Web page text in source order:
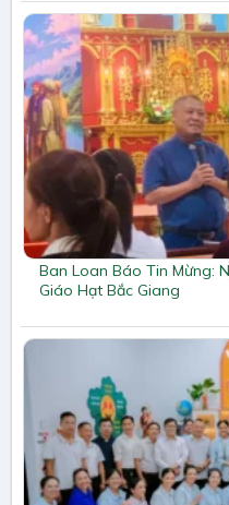
Ban Loan Báo Tin Mừng:
Giáo Hạt Bắc Giang